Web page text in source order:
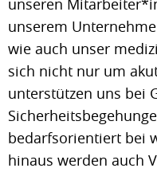
unseren
unserem
wie auch unser
sich nicht nur um
unterstützen uns bei
bedarfsorientiert bei
hinaus werden auch